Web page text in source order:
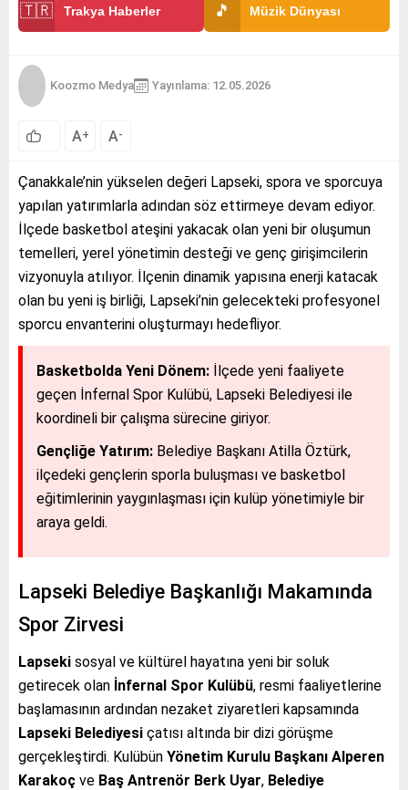
🇹🇷 Trakya Haberler 🎵 Müzik Dünyası
Koozmo Medya Yayınlama: 12.05.2026
A+ A-
Çanakkale’nin yükselen değeri Lapseki, spora ve sporcuya
yapılan yatırımlarla adından söz ettirmeye devam ediyor.
İlçede basketbol ateşini yakacak olan yeni bir oluşumun
temelleri, yerel yönetimin desteği ve genç girişimcilerin
vizyonuyla atılıyor. İlçenin dinamik yapısına enerji katacak
olan bu yeni iş birliği, Lapseki’nin gelecekteki profesyonel
sporcu envanterini oluşturmayı hedefliyor.
Basketbolda Yeni Dönem: İlçede yeni faaliyete
geçen İnfernal Spor Kulübü, Lapseki Belediyesi ile
koordineli bir çalışma sürecine giriyor.
Gençliğe Yatırım: Belediye Başkanı Atilla Öztürk,
ilçedeki gençlerin sporla buluşması ve basketbol
eğitimlerinin yaygınlaşması için kulüp yönetimiyle bir
araya geldi.
Lapseki Belediye Başkanlığı Makamında
Spor Zirvesi
Lapseki sosyal ve kültürel hayatına yeni bir soluk
getirecek olan İnfernal Spor Kulübü, resmi faaliyetlerine
başlamasının ardından nezaket ziyaretleri kapsamında
Lapseki Belediyesi çatısı altında bir dizi görüşme
gerçekleştirdi. Kulübün Yönetim Kurulu Başkanı Alperen
Karakoç ve Baş Antrenör Berk Uyar, Belediye